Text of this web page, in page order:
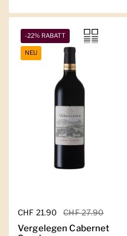
Regulärer Preis
CHF 21.90 Sale-Preis
CHF 27.90
Vergelegen Cabernet
-22% RABATT
NEU